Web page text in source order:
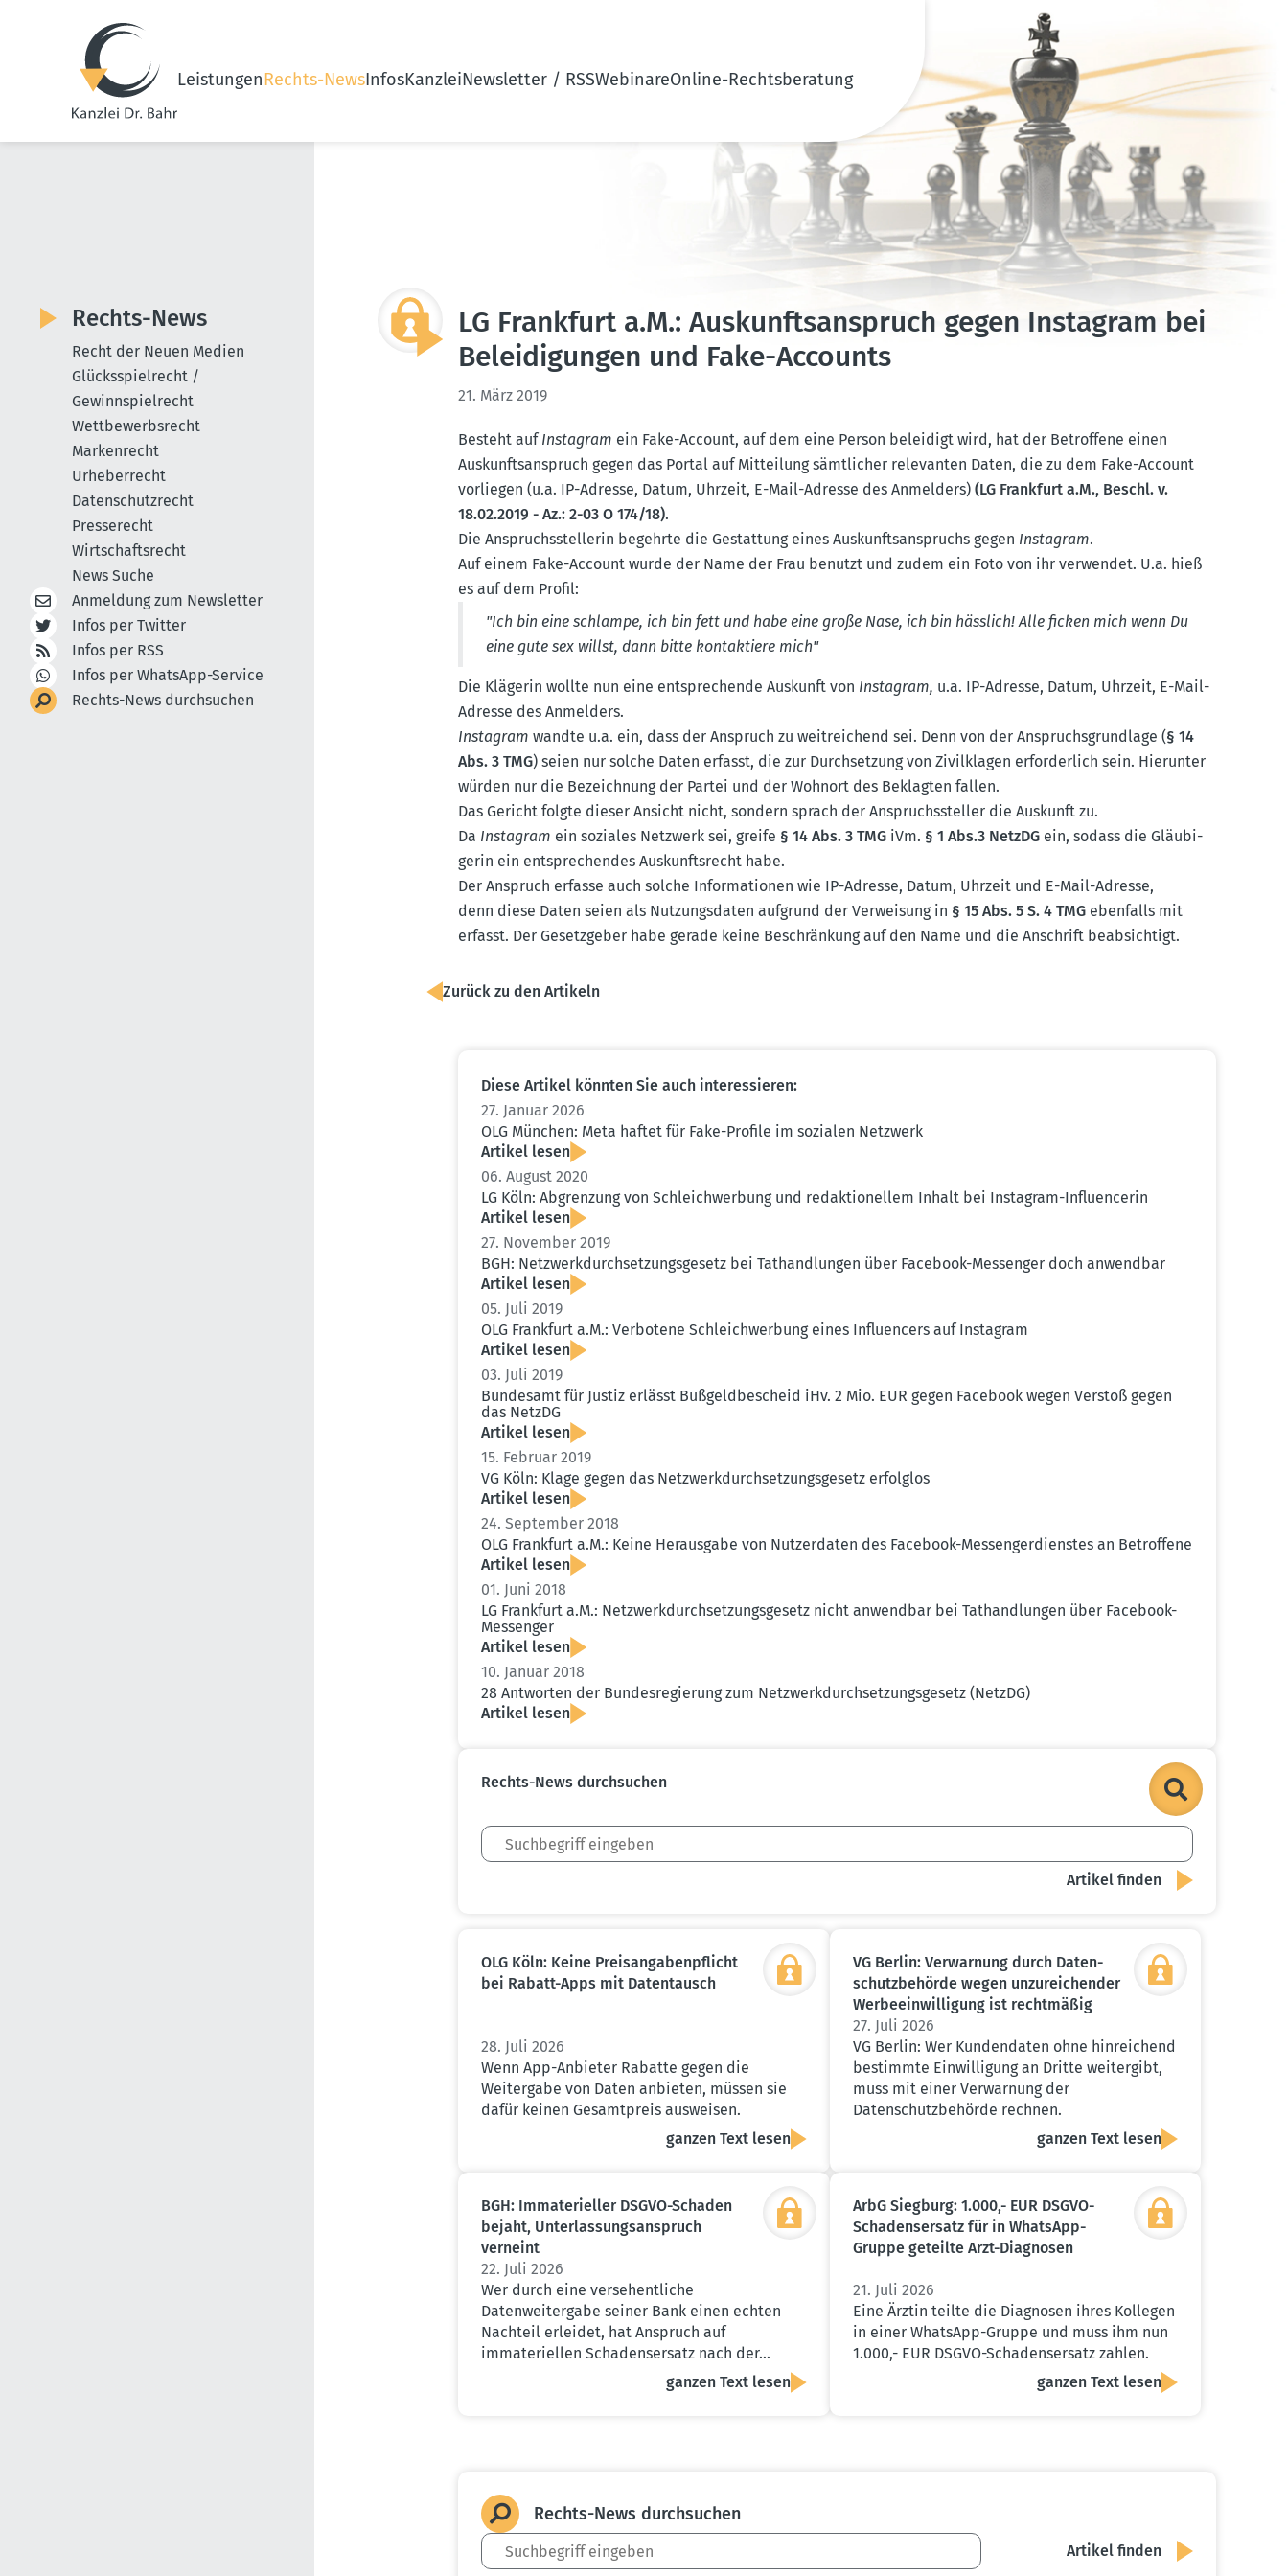
LeistungenRechts-NewsInfosKanzleiNewsletter / RSSWebinareOnline-Rechtsberatung
LG Frankfurt a.M.: Auskunfts­an­spruch gegen Instagram bei
Belei­di­gungen und Fake-Accounts
21. März 2019
Besteht aufInstagram ein Fake-Account, auf dem eine Person beleidigt wird, hat der Betroffene einen
Auskunfts­an­spruch gegen das Portal auf Mitteilung sämtlicher relevanten Daten, die zu dem Fake-Account
vorliegen (u.a. IP-Adresse, Datum, Uhrzeit, E-Mail-Adresse des Anmelders)(LG Frankfurt a.M., Beschl. v.
18.02.2019 - Az.: 2-03 O 174/18).
Die Anspruchs­stel­lerin begehrte die Gestattung eines Auskunfts­an­spruchs gegen Instagram.
Auf einem Fake-Account wurde der Name der Frau benutzt und zudem ein Foto von ihr verwendet. U.a. hieß
es auf dem Profil:
"Ich bin eine schlampe, ich bin fett und habe eine große Nase, ich bin hässlich! Alle ficken mich wenn Du
eine gute sex willst, dann bitte kontak­tiere mich"
Die Klägerin wollte nun eine entspre­chende Auskunft von Instagram, u.a. IP-Adresse, Datum, Uhrzeit, E-Mail-
Adresse des Anmelders.
Instagramwandte u.a. ein, dass der Anspruch zu weitrei­chend sei. Denn von der Anspruchs­grundlage (§ 14
Abs. 3 TMG) seien nur solche Daten erfasst, die zur Durch­setzung von Zivil­klagen erfor­derlich sein. Hierunter
würden nur die Bezeichnung der Partei und der Wohnort des Beklagten fallen.
Das Gericht folgte dieser Ansicht nicht, sondern sprach der Anspruchs­steller die Auskunft zu.
Da Instagram ein soziales Netzwerk sei, greife § 14 Abs. 3 TMG iVm. § 1 Abs.3 NetzDG ein, sodass die Gläubi­
gerin ein entspre­chendes Auskunfts­recht habe.
Der Anspruch erfasse auch solche Infor­ma­tionen wie IP-Adresse, Datum, Uhrzeit und E-Mail-Adresse,
denn diese Daten seien als Nutzungs­daten aufgrund der Verweisung in § 15 Abs. 5 S. 4 TMG ebenfalls mit
erfasst. Der Gesetz­geber habe gerade keine Beschränkung auf den Name und die Anschrift beabsichtigt.
Zurück zu den Artikeln
Diese Artikel könnten Sie auch inter­es­sieren:
27. Januar 2026
OLG München: Meta haftet für Fake-Profile im sozialen Netzwerk
Artikel lesen
06. August 2020
LG Köln: Abgrenzung von Schleich­werbung und redak­tio­nellem Inhalt bei Instagram-Influ­en­cerin
Artikel lesen
27. November 2019
BGH: Netzwerk­durch­set­zungs­gesetz bei Tathand­lungen über Facebook-Messenger doch anwendbar
Artikel lesen
05. Juli 2019
OLG Frankfurt a.M.: Verbotene Schleich­werbung eines Influ­encers auf Instagram
Artikel lesen
03. Juli 2019
Bundesamt für Justiz erlässt Bußgeld­be­scheid iHv. 2 Mio. EUR gegen Facebook wegen Verstoß gegen
das NetzDG
Artikel lesen
15. Februar 2019
VG Köln: Klage gegen das Netzwerk­durch­set­zungs­gesetz erfolglos
Artikel lesen
24. September 2018
OLG Frankfurt a.M.: Keine Herausgabe von Nutzer­daten des Facebook-Messen­ger­dienstes an Betroffene
Artikel lesen
01. Juni 2018
LG Frankfurt a.M.: Netzwerk­durch­set­zungs­gesetz nicht anwendbar bei Tathand­lungen über Facebook-
Messenger
Artikel lesen
10. Januar 2018
28 Antworten der Bundes­re­gierung zum Netzwerk­durch­set­zungs­gesetz (NetzDG)
Artikel lesen
Rechts-News durch­suchen
OLG Köln: Keine Preis­an­ga­ben­pflicht
bei Rabatt-Apps mit Daten­tausch
28. Juli 2026
Wenn App-Anbieter Rabatte gegen die
Weitergabe von Daten anbieten, müssen sie
dafür keinen Gesamtpreis ausweisen.
ganzen Text lesen
VG Berlin: Verwarnung durch Daten­
schutz­be­hörde wegen unzurei­chender
Werbe­ein­wil­ligung ist recht­mäßig
27. Juli 2026
VG Berlin: Wer Kundendaten ohne hinreichend
bestimmte Einwilligung an Dritte weitergibt,
muss mit einer Verwarnung der
Datenschutzbehörde rechnen.
ganzen Text lesen
BGH: Immate­ri­eller DSGVO-Schaden
bejaht, Unter­las­sungs­an­spruch
verneint
22. Juli 2026
Wer durch eine versehentliche
Datenweitergabe seiner Bank einen echten
Nachteil erleidet, hat Anspruch auf
immateriellen Schadensersatz nach der…
ganzen Text lesen
ArbG Siegburg: 1.000,- EUR DSGVO-
Schadens­ersatz für in WhatsApp-
Gruppe geteilte Arzt-Diagnosen
21. Juli 2026
Eine Ärztin teilte die Diagnosen ihres Kollegen
in einer WhatsApp-Gruppe und muss ihm nun
1.000,- EUR DSGVO-Schadensersatz zahlen.
ganzen Text lesen
Rechts-News durch­suchen
Rechts-News
Recht der Neuen Medien
Glücksspielrecht /
Gewinnspielrecht
Wettbewerbsrecht
Markenrecht
Urheberrecht
Datenschutzrecht
Presserecht
Wirtschaftsrecht
News Suche
Anmeldung zum Newsletter
Infos per Twitter
Infos per RSS
Infos per WhatsApp-Service
Rechts-News durchsuchen